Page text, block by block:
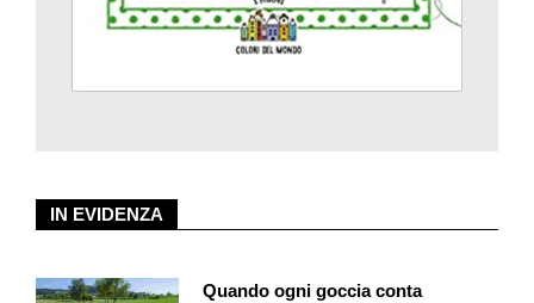
collana, diretta con intelligenza da Silvia Roncaglia, era già
uscito il primo volume, La signorina Giacomina, anch’esso
IN EVIDENZA
Quando ogni goccia conta